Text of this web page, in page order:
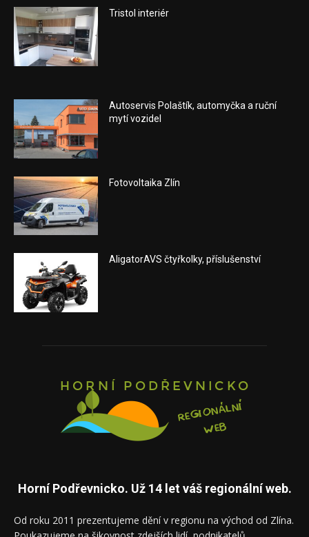
Tristol interiér
Autoservis Polaštík, automyčka a ruční
mytí vozidel
Fotovoltaika Zlín
AligatorAVS čtyřkolky, příslušenství
Horní Podřevnicko. Už 14 let váš regionální web.
Od roku 2011 prezentujeme dění v regionu na východ od Zlína.